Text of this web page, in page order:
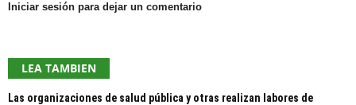
Iniciar sesión para dejar un comentario
LEA TAMBIEN
Las organizaciones de salud pública y otras realizan labores de